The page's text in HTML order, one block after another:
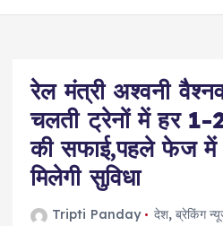
रेल मंत्री अश्वनी
चलती ट्रेनों में हर 1-
की सफाई,पहले फेज में
मिलेगी सुविधा
Tripti Panday देश,ब्रेकिंग